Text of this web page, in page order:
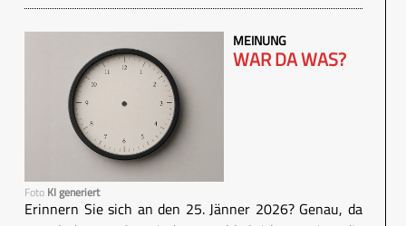
Foto KI generiert
MEINUNG
WAR DA WAS?
Erinnern Sie sich an den 25. Jänner 2026? Genau, da